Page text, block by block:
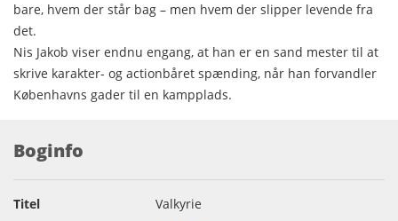
bare, hvem der står bag – men hvem der slipper levende fra
det.
Nis Jakob viser endnu engang, at han er en sand mester til at
skrive karakter- og actionbåret spænding, når han forvandler
Københavns gader til en kampplads.
Boginfo
Titel
Valkyrie